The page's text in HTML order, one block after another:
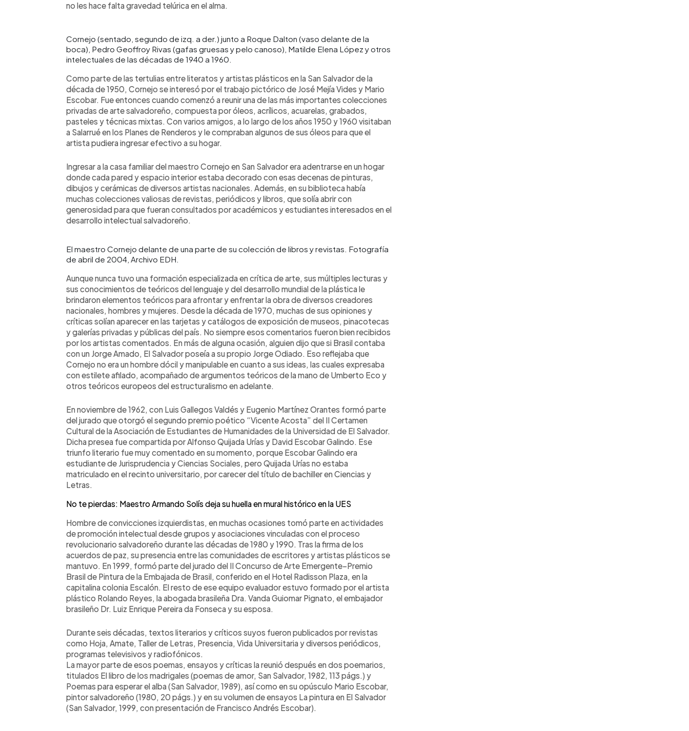
no les hace falta gravedad telúrica en el alma.
Cornejo (sentado, segundo de izq. a der.) junto a Roque Dalton (vaso delante de la
boca), Pedro Geoffroy Rivas (gafas gruesas y pelo canoso), Matilde Elena López y otros
intelectuales de las décadas de 1940 a 1960.
Como parte de las tertulias entre literatos y artistas plásticos en la San Salvador de la
década de 1950, Cornejo se interesó por el trabajo pictórico de José Mejía Vides y Mario
Escobar. Fue entonces cuando comenzó a reunir una de las más importantes colecciones
privadas de arte salvadoreño, compuesta por óleos, acrílicos, acuarelas, grabados,
pasteles y técnicas mixtas. Con varios amigos, a lo largo de los años 1950 y 1960 visitaban
a Salarrué en los Planes de Renderos y le compraban algunos de sus óleos para que el
artista pudiera ingresar efectivo a su hogar.
Ingresar a la casa familiar del maestro Cornejo en San Salvador era adentrarse en un hogar
donde cada pared y espacio interior estaba decorado con esas decenas de pinturas,
dibujos y cerámicas de diversos artistas nacionales. Además, en su biblioteca había
muchas colecciones valiosas de revistas, periódicos y libros, que solía abrir con
generosidad para que fueran consultados por académicos y estudiantes interesados en el
desarrollo intelectual salvadoreño.
El maestro Cornejo delante de una parte de su colección de libros y revistas. Fotografía
de abril de 2004, Archivo EDH.
Aunque nunca tuvo una formación especializada en crítica de arte, sus múltiples lecturas y
sus conocimientos de teóricos del lenguaje y del desarrollo mundial de la plástica le
brindaron elementos teóricos para afrontar y enfrentar la obra de diversos creadores
nacionales, hombres y mujeres. Desde la década de 1970, muchas de sus opiniones y
críticas solían aparecer en las tarjetas y catálogos de exposición de museos, pinacotecas
y galerías privadas y públicas del país. No siempre esos comentarios fueron bien recibidos
por los artistas comentados. En más de alguna ocasión, alguien dijo que si Brasil contaba
con un Jorge Amado, El Salvador poseía a su propio Jorge Odiado. Eso reflejaba que
Cornejo no era un hombre dócil y manipulable en cuanto a sus ideas, las cuales expresaba
con estilete afilado, acompañado de argumentos teóricos de la mano de Umberto Eco y
otros teóricos europeos del estructuralismo en adelante.
En noviembre de 1962, con Luis Gallegos Valdés y Eugenio Martínez Orantes formó parte
del jurado que otorgó el segundo premio poético “Vicente Acosta” del II Certamen
Cultural de la Asociación de Estudiantes de Humanidades de la Universidad de El Salvador.
Dicha presea fue compartida por Alfonso Quijada Urías y David Escobar Galindo. Ese
triunfo literario fue muy comentado en su momento, porque Escobar Galindo era
estudiante de Jurisprudencia y Ciencias Sociales, pero Quijada Urías no estaba
matriculado en el recinto universitario, por carecer del título de bachiller en Ciencias y
Letras.
No te pierdas: Maestro Armando Solís deja su huella en mural histórico en la UES
Hombre de convicciones izquierdistas, en muchas ocasiones tomó parte en actividades
de promoción intelectual desde grupos y asociaciones vinculadas con el proceso
revolucionario salvadoreño durante las décadas de 1980 y 1990. Tras la firma de los
acuerdos de paz, su presencia entre las comunidades de escritores y artistas plásticos se
mantuvo. En 1999, formó parte del jurado del II Concurso de Arte Emergente–Premio
Brasil de Pintura de la Embajada de Brasil, conferido en el Hotel Radisson Plaza, en la
capitalina colonia Escalón. El resto de ese equipo evaluador estuvo formado por el artista
plástico Rolando Reyes, la abogada brasileña Dra. Vanda Guiomar Pignato, el embajador
brasileño Dr. Luiz Enrique Pereira da Fonseca y su esposa.
Durante seis décadas, textos literarios y críticos suyos fueron publicados por revistas
como Hoja, Amate, Taller de Letras, Presencia, Vida Universitaria y diversos periódicos,
programas televisivos y radiofónicos.
La mayor parte de esos poemas, ensayos y críticas la reunió después en dos poemarios,
titulados El libro de los madrigales (poemas de amor, San Salvador, 1982, 113 págs.) y
Poemas para esperar el alba (San Salvador, 1989), así como en su opúsculo Mario Escobar,
pintor salvadoreño (1980, 20 págs.) y en su volumen de ensayos La pintura en El Salvador
(San Salvador, 1999, con presentación de Francisco Andrés Escobar).